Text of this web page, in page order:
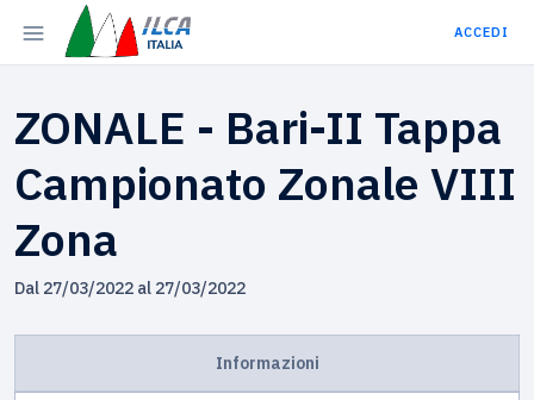
ACCEDI
ZONALE - Bari-II Tappa
Campionato Zonale VIII
Zona
Dal 27/03/2022 al 27/03/2022
Informazioni